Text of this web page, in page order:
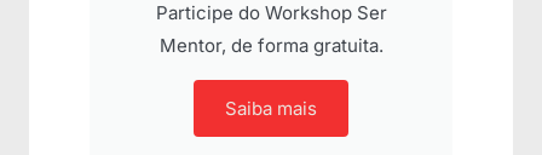
Participe do Workshop Ser
Mentor, de forma gratuita.
Saiba mais